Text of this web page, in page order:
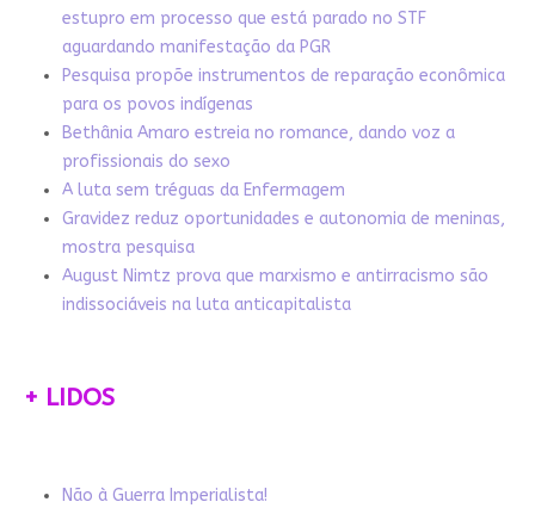
estupro em processo que está parado no STF
aguardando manifestação da PGR
Pesquisa propõe instrumentos de reparação econômica
para os povos indígenas
Bethânia Amaro estreia no romance, dando voz a
profissionais do sexo
A luta sem tréguas da Enfermagem
Gravidez reduz oportunidades e autonomia de meninas,
mostra pesquisa
August Nimtz prova que marxismo e antirracismo são
indissociáveis na luta anticapitalista
+ LIDOS
Não à Guerra Imperialista!